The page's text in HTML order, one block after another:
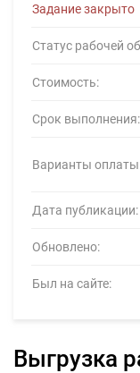
Задание закрыто
Статус рабочей
Стоимость:
Срок выполнения:
Варианты
Дата публикации:
Обновлено:
Был на сайте:
Выгрузка